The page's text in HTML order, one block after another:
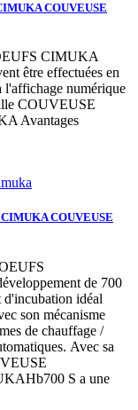
COUVEUSE
CIMUKA
être effectuées en
l'affichage numérique
COUVEUSE
Avantages
CIMUKACOUVEUSE
de 700
idéal
son mécanisme
de chauffage /
Avec sa
S a une